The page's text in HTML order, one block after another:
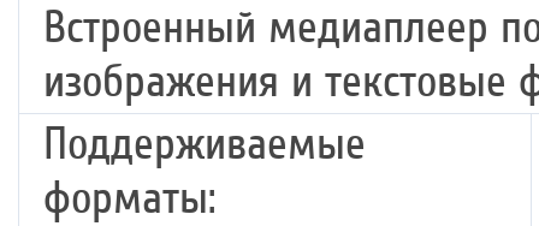
Встроенный медиаплеер
изображения и текстовые
Поддерживаемые
форматы: